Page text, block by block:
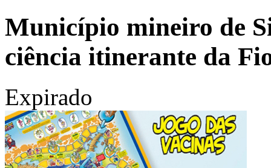
Município mineiro de
ciência itinerante da
Expirado